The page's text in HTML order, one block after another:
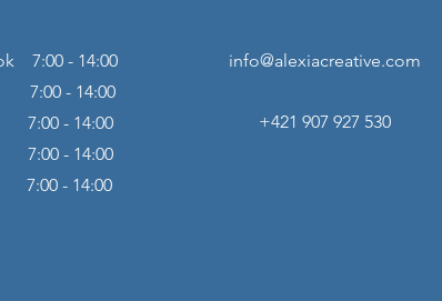
7:00 - 14:00
7:00 - 14:00
7:00 - 14:00
7:00 - 14:00
7:00 - 14:00
info@alexiacreative.com
+421 907 927 530